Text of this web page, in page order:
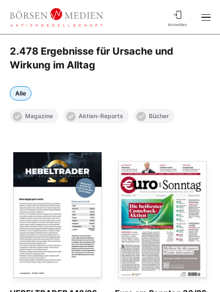
Anmelden
2.478 Ergebnisse für Ursache und
Wirkung im Alltag
Alle
Magazine Aktien-Reports Bücher